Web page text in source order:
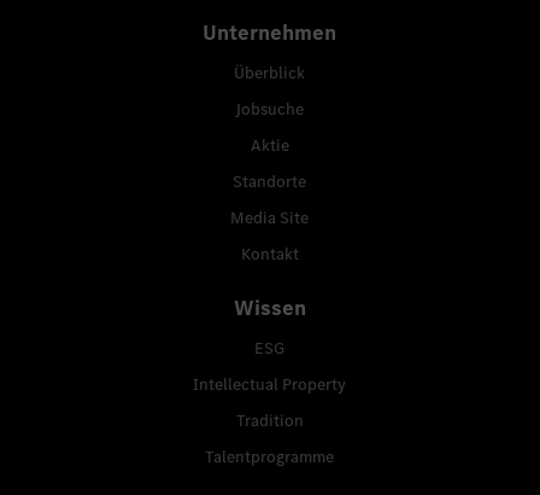
Unternehmen
Überblick
Jobsuche
Aktie
Standorte
Media Site
Kontakt
Wissen
ESG
Intellectual Property
Tradition
Talentprogramme